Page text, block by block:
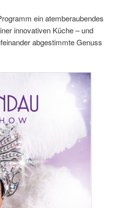
ein atemberaubendes
innovativen Küche – und
abgestimmte Genuss